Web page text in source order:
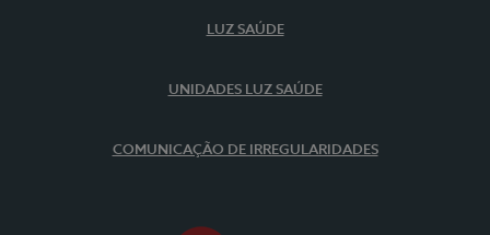
LUZ SAÚDE
UNIDADES LUZ SAÚDE
COMUNICAÇÃO DE IRREGULARIDADES